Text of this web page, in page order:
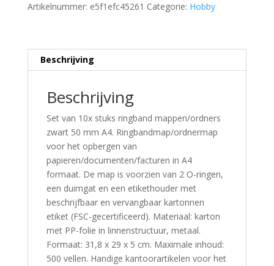
Artikelnummer: e5f1efc45261 Categorie: Hobby
Beschrijving
Beschrijving
Set van 10x stuks ringband mappen/ordners
zwart 50 mm A4. Ringbandmap/ordnermap
voor het opbergen van
papieren/documenten/facturen in A4
formaat. De map is voorzien van 2 O-ringen,
een duimgat en een etikethouder met
beschrijfbaar en vervangbaar kartonnen
etiket (FSC-gecertificeerd). Materiaal: karton
met PP-folie in linnenstructuur, metaal.
Formaat: 31,8 x 29 x 5 cm. Maximale inhoud:
500 vellen. Handige kantoorartikelen voor het